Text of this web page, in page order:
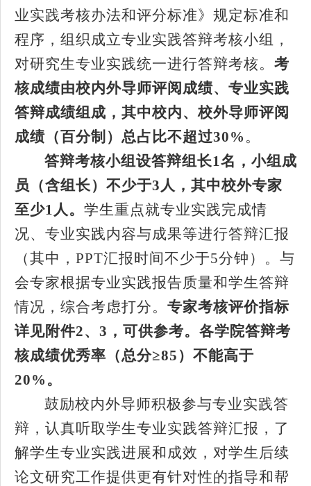
业实践考核办法和评分标准》规定标准和
程序，组织成立专业实践答辩考核小组，
对研究生专业实践统一进行答辩考核。 考
核成绩由校内外导师评阅成绩、专业实践
答辩成绩组成，其中校内、校外导师评阅
成绩（百分制）总占比不超过30% 。
答辩考核小组设答辩组长1名，小组成
员（含组长）不少于3人，其中校外专家
至少1人。 学生重点就专业实践完成情
况、专业实践内容与成果等进行答辩汇报
（其中， PPT汇报时间不少于5分钟）。与
会专家根据专业实践报告质量和学生答辩
情况，综合考虑打分。 专家考核评价指标
详见附件2、 3 ，可供参考。各学院答辩考
核成绩优秀率（总分≥85 ）不能高于
20% 。
鼓励校内外导师积极参与专业实践答
辩，认真听取学生专业实践答辩汇报，了
解学生专业实践进展和成效，对学生后续
论文研究工作提供更有针对性的指导和帮